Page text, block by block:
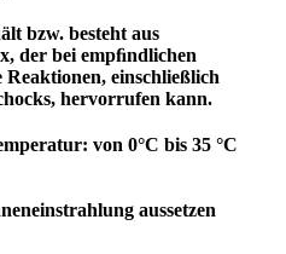
bzw. besteht aus
der bei empﬁndlichen
Reaktionen, einschließlich
hervorrufen kann.
von 0°C bis 35 °C
aussetzen